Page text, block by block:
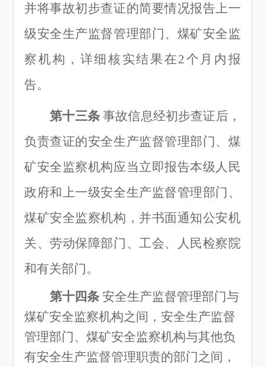
并将事故初步查证的简要情况报告上一
级安全生产监督管理部门、煤矿安全监
察机构，详细核实结果在2个月内报
告。
第十三条 事故信息经初步查证后，
负责查证的安全生产监督管理部门、煤
矿安全监察机构应当立即报告本级人民
政府和上一级安全生产监督管理部门、
煤矿安全监察机构，并书面通知公安机
关、劳动保障部门、工会、人民检察院
和有关部门。
第十四条 安全生产监督管理部门与
煤矿安全监察机构之间，安全生产监督
管理部门、煤矿安全监察机构与其他负
有安全生产监督管理职责的部门之间，